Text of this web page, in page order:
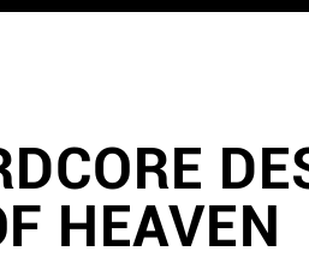
HEAVEN